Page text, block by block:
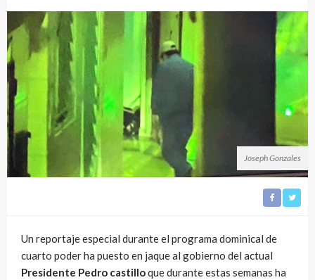
Joseph Gonzales
Un reportaje especial durante el programa dominical de
cuarto poder ha puesto en jaque al gobierno del actual
Presidente Pedro castilloque durante estas semanas ha